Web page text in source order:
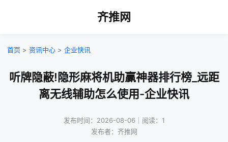
齐推网
首页 > 资讯中心 > 企业快讯
听牌隐蔽!隐形麻将机助赢神器排行榜_远距
离无线辅助怎么使用-企业快讯
发布时间：2026-08-06｜阅读：1
发布者：齐推网